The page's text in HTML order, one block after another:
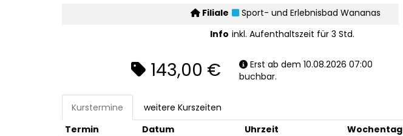
Filiale
Sport- und Erlebnisbad Wananas
Info inkl. Aufenthaltszeit für 3 Std.
143,00 €
Erst ab dem 10.08.2026 07:00
buchbar.
Kurstermine
weitere Kurszeiten
Termin
Datum Uhrzeit
Wochentag